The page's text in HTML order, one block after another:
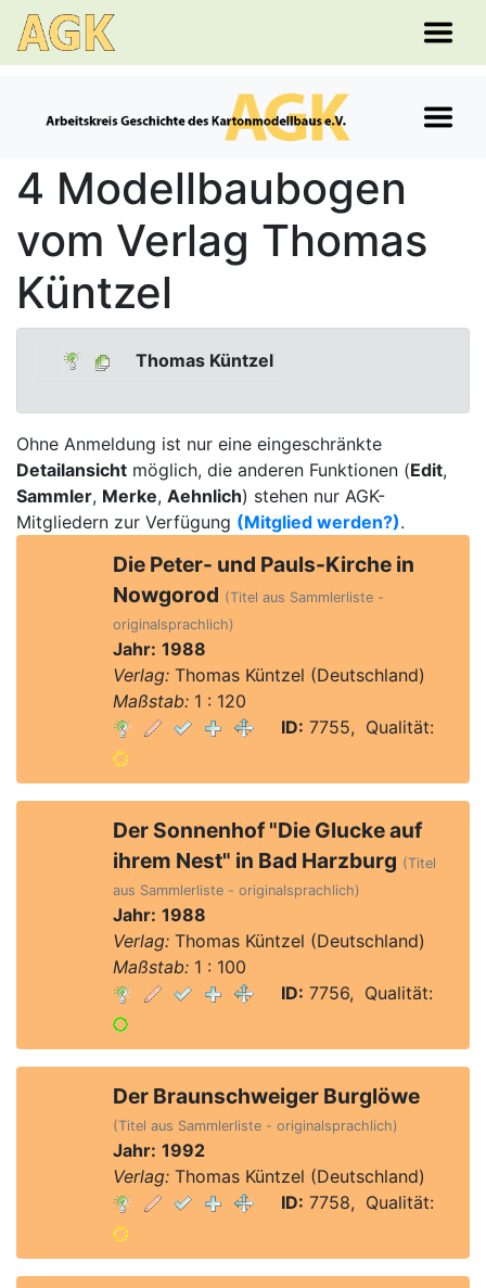
4 Modellbaubogen
vom Verlag Thomas
Küntzel
Thomas Küntzel
Ohne Anmeldung ist nur eine eingeschränkte
Detailansicht möglich, die anderen Funktionen (Edit,
Sammler, Merke, Aehnlich) stehen nur AGK-
Mitgliedern zur Verfügung (Mitglied werden?).
Die Peter- und Pauls-Kirche in
Nowgorod (Titel aus Sammlerliste -
originalsprachlich)
Jahr: 1988
Verlag:Thomas Küntzel (Deutschland)
Maßstab:1 : 120
ID: 7755, Qualität:
Der Sonnenhof "Die Glucke auf
ihrem Nest" in Bad Harzburg (Titel
aus Sammlerliste - originalsprachlich)
Jahr: 1988
Verlag:Thomas Küntzel (Deutschland)
Maßstab:1 : 100
ID: 7756, Qualität:
Der Braunschweiger Burglöwe
(Titel aus Sammlerliste - originalsprachlich)
Jahr: 1992
Verlag:Thomas Küntzel (Deutschland)
ID: 7758, Qualität: